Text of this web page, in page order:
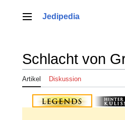
springenHauptmenü
Jedipedia
Schlacht von
Artikel Diskussion